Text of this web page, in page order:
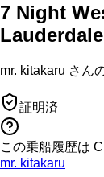
7 Night
mr. kitakaru さん
証明済
この乗船履歴は
mr. kitakaru